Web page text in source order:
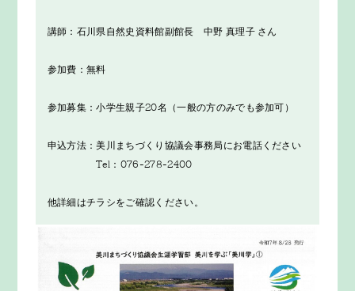
講師：石川県自然史資料館副館長 中野 真理子 さん
参加費：無料
参加募集：小学生親子20名（一般の方のみでも参加可）
申込方法：美川まちづくり協議会事務局にお電話ください
Tel：076-278-2400
他詳細はチラシをご確認ください。